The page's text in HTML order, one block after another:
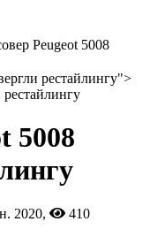
Peugeot 5008
рестайлингу">
5008
2020, 410